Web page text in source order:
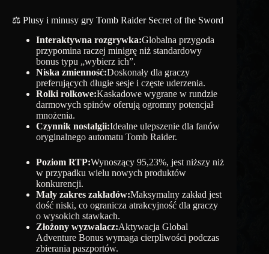
⚖️ Plusy i minusy gry Tomb Raider Secret of the Sword
Interaktywna rozgrywka:Globalna przygoda
przypomina raczej minigrę niż standardowy
bonus typu „wybierz ich”.
Niska zmienność:Doskonały dla graczy
preferujących długie sesje i częste uderzenia.
Rolki rolkowe:Kaskadowe wygrane w rundzie
darmowych spinów oferują ogromny potencjał
mnożenia.
Czynnik nostalgii:Idealne ulepszenie dla fanów
oryginalnego automatu Tomb Raider.
Poziom RTP:Wynoszący 95,23%, jest niższy niż
w przypadku wielu nowych produktów
konkurencji.
Mały zakres zakładów:Maksymalny zakład jest
dość niski, co ogranicza atrakcyjność dla graczy
o wysokich stawkach.
Złożony wyzwalacz:Aktywacja Global
Adventure Bonus wymaga cierpliwości podczas
zbierania paszportów.